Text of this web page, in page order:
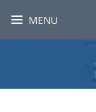
MENU